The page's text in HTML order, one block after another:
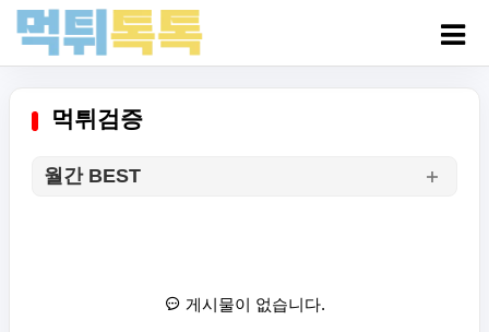
먹튀검증
월간 BEST
게시물이 없습니다.